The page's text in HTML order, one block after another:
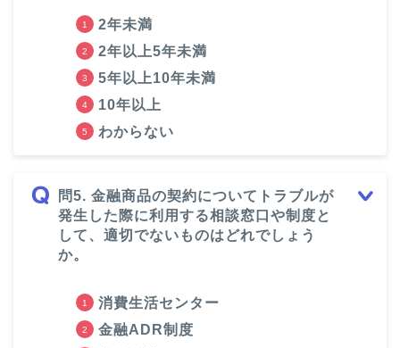
2年未満
2年以上5年未満
5年以上10年未満
10年以上
わからない
問5. 金融商品の契約についてトラブルが
発生した際に利用する相談窓口や制度と
して、適切でないものはどれでしょう
か。
消費生活センター
金融ADR制度